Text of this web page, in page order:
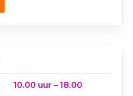
10.00 uur – 18.00